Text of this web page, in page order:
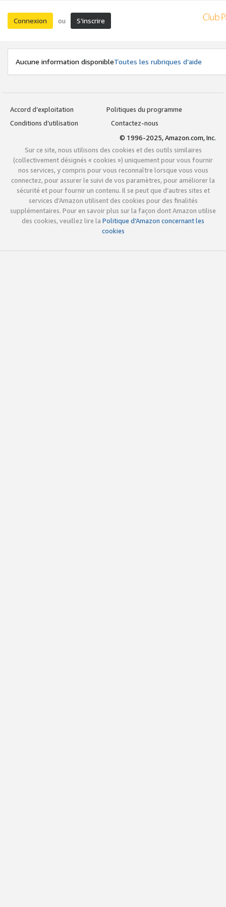
Connexion ou S’inscrire
Aucune information disponibleToutes les rubriques d’aide
Accord d’exploitation
Politiques du programme
Conditions d’utilisation
Contactez-nous
© 1996-2025, Amazon.com, Inc.
Sur ce site, nous utilisons des cookies et des outils similaires
(collectivement désignés « cookies ») uniquement pour vous fournir
nos services, y compris pour vous reconnaître lorsque vous vous
connectez, pour assurer le suivi de vos paramètres, pour améliorer la
sécurité et pour fournir un contenu. Il se peut que d’autres sites et
services d’Amazon utilisent des cookies pour des finalités
supplémentaires. Pour en savoir plus sur la façon dont Amazon utilise
des cookies, veuillez lire la Politique d’Amazon concernant les
cookies